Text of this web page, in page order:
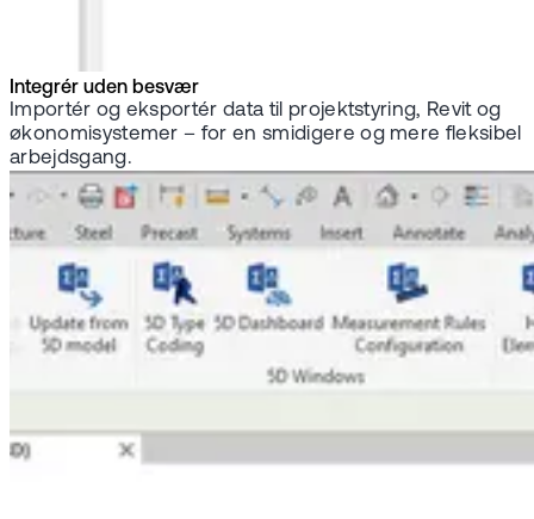
Integrér uden besvær
Importér og eksportér data til projektstyring, Revit og
økonomisystemer – for en smidigere og mere fleksibel
arbejdsgang.